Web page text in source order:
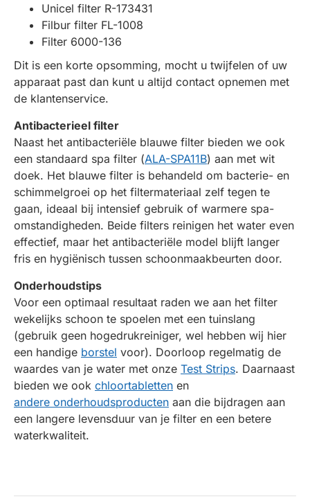
Unicel filter R-173431
Filbur filter FL-1008
Filter 6000-136
Dit is een korte opsomming, mocht u twijfelen of uw
apparaat past dan kunt u altijd contact opnemen met
de klantenservice.
Antibacterieel filter
Naast het antibacteriële blauwe filter bieden we ook
een standaard spa filter (ALA-SPA11B) aan met wit
doek. Het blauwe filter is behandeld om bacterie- en
schimmelgroei op het filtermateriaal zelf tegen te
gaan, ideaal bij intensief gebruik of warmere spa-
omstandigheden. Beide filters reinigen het water even
effectief, maar het antibacteriële model blijft langer
fris en hygiënisch tussen schoonmaakbeurten door.
Onderhoudstips
Voor een optimaal resultaat raden we aan het filter
wekelijks schoon te spoelen met een tuinslang
(gebruik geen hogedrukreiniger, wel hebben wij hier
een handige borstel voor). Doorloop regelmatig de
waardes van je water met onze Test Strips. Daarnaast
bieden we ook chloortabletten en
andere onderhoudsproducten aan die bijdragen aan
een langere levensduur van je filter en een betere
waterkwaliteit.